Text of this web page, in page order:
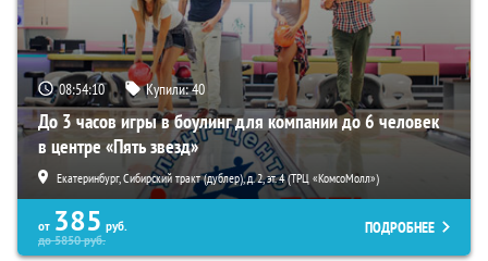
08:54:09 Купили:40
До 3 часов игры в боулинг для компании до 6 человек
в центре «Пять звезд»
Екатеринбург, Сибирский тракт (дублер), д. 2, эт. 4 (ТРЦ «КомсоМолл»)
от 385 руб.
до5850руб.
ПОДРОБНЕЕ